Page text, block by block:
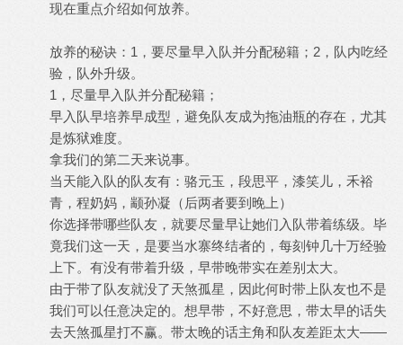
现在重点介绍如何放养。
放养的秘诀：1，要尽量早入队并分配秘籍；2，队内吃经
验，队外升级。
1，尽量早入队并分配秘籍；
早入队早培养早成型，避免队友成为拖油瓶的存在，尤其
是炼狱难度。
拿我们的第二天来说事。
当天能入队的队友有：骆元玉，段思平，漆笑儿，禾裕
青，程奶妈，颛孙凝（后两者要到晚上）
你选择带哪些队友，就要尽量早让她们入队带着练级。毕
竟我们这一天，是要当水寨终结者的，每刻钟几十万经验
上下。有没有带着升级，早带晚带实在差别太大。
由于带了队友就没了天煞孤星，因此何时带上队友也不是
我们可以任意决定的。想早带，不好意思，带太早的话失
去天煞孤星打不赢。带太晚的话主角和队友差距太大——